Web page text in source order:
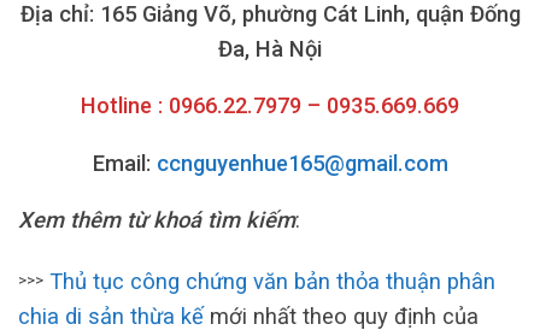
Địa chỉ: 165 Giảng Võ, phường Cát Linh, quận Đống
Đa, Hà Nội
Hotline : 0966.22.7979 – 0935.669.669
Email: ccnguyenhue165@gmail.com
Xem thêm từ khoá tìm kiếm:
>>> Thủ tục công chứng văn bản thỏa thuận phân
chia di sản thừa kếmới nhất theo quy định của